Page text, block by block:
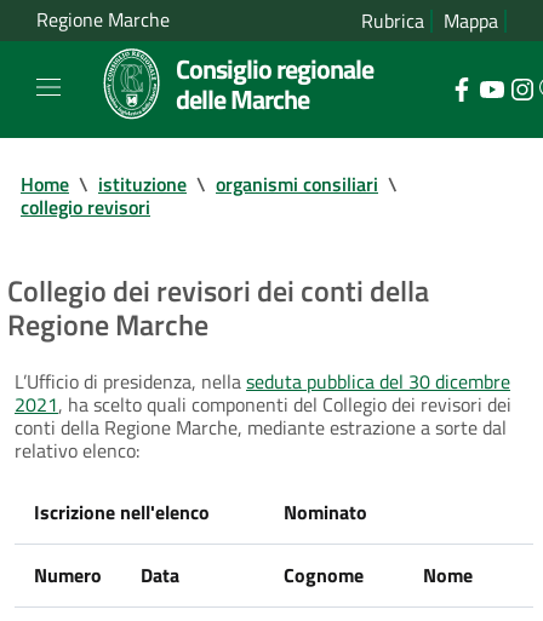
Regione Marche Rubrica Mappa
Consiglio regionale
delle Marche
Home \ istituzione \ organismi consiliari \
collegio revisori
Collegio dei revisori dei conti della
Regione Marche
L’Ufficio di presidenza, nellaseduta pubblica del 30 dicembre
2021, ha scelto quali componenti del Collegio dei revisori dei
conti della Regione Marche, mediante estrazione a sorte dal
relativo elenco:
Iscrizione nell'elenco Nominato
Numero Data Cognome Nome